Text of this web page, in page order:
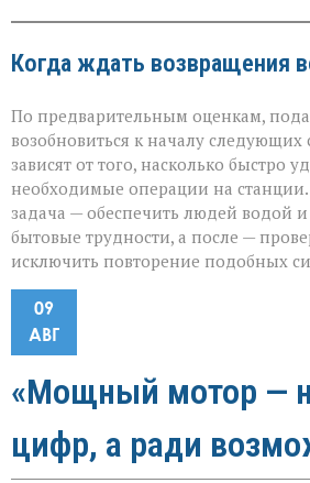
Когда ждать возвращения
По предварительным оценкам,
возобновиться к началу следующих
зависят от того, насколько быстро
необходимые операции на станции.
задача — обеспечить людей водой
бытовые трудности, а после —
исключить повторение подобных
09
АВГ
«Мощный мотор —
цифр, а ради